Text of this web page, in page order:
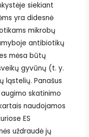
siekiant
yra didesnė
mikrobų
antibiotikų
mėsa būtų
gyvūnų (t. y.
ląstelių. Panašus
skatinimo
naudojamos
ES
uždraudė jų